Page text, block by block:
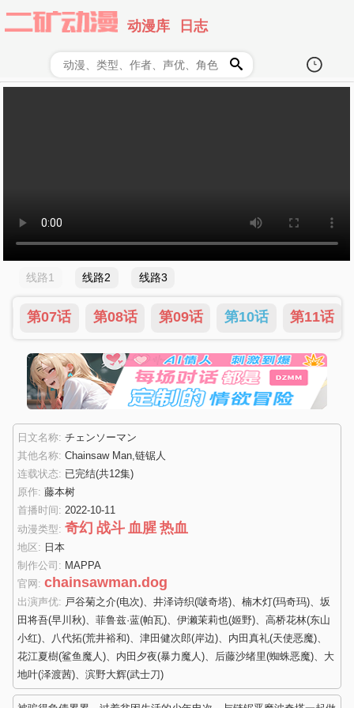
动漫库 日志
线路1 线路2 线路3
第07话 第08话 第09话 第10话 第11话
日文名称: チェンソーマン
其他名称: Chainsaw Man,链锯人
连载状态: 已完结(共12集)
原作: 藤本树
首播时间: 2022-10-11
动漫类型: 奇幻 战斗 血腥 热血
地区: 日本
制作公司: MAPPA
官网: chainsawman.dog
出演声优: 戸谷菊之介(电次)、井泽诗织(啵奇塔)、楠木灯(玛奇玛)、坂
田将吾(早川秋)、菲鲁兹·蓝(帕瓦)、伊濑茉莉也(姬野)、高桥花林(东山
小红)、八代拓(荒井裕和)、津田健次郎(岸边)、内田真礼(天使恶魔)、
花江夏樹(鲨鱼魔人)、内田夕夜(暴力魔人)、后藤沙绪里(蜘蛛恶魔)、大
地叶(泽渡茜)、滨野大辉(武士刀)